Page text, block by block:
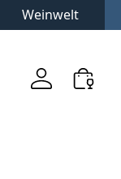
Weinwelt